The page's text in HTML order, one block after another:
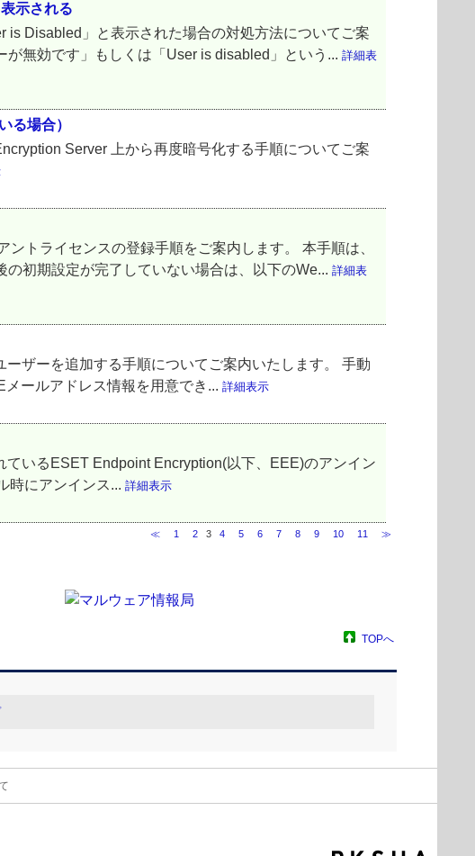
示される
Disabled」と表示された場合の対処方法についてご案
無効です」もしくは「User is disabled」という... 詳細表
る場合）
Server 上から再度暗号化する手順についてご案
トライセンスの登録手順をご案内します。 本手順は、
初期設定が完了していない場合は、以下のWe... 詳細表
ザーを追加する手順についてご案内いたします。 手動
ールアドレス情報を用意でき... 詳細表示
いるESET Endpoint Encryption(以下、EEE)のアンイン
時にアンインス... 詳細表示
≪ 1 2 3 4 5 6 7 8 9 10 11 ≫
TOPへ